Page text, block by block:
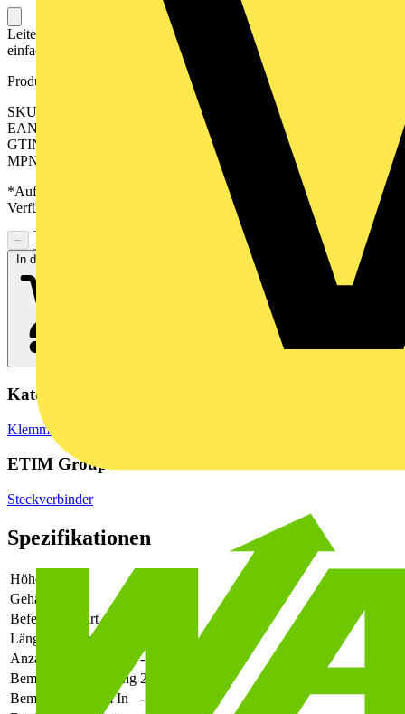
Leiterplattenklemme (Printklemme, Platinenklemme) für die
einfache und sichere Datenübertragung direkt auf die Leiterplatte.
Produktkennzeichen
SKU: 2652010000
EAN: 04050118634969
GTIN: 04050118634969
MPN: TPS 5.08/13/90 5.0SN GN BX
*Auf Anfrage verfügbar - bitte in den Warenkorb legen, um
Verfügbarkeit zu prüfen
−
In den Warenkorb
Kategorien
Klemmen, Steckverbinder & Verbindungselemente
ETIM Group
Steckverbinder
Spezifikationen
Höhe
Gehäusefarbe
Befestigungsart
Länge des Pins
Anzahl der Etagen
-
Bemessungsspannung 250
Bemessungsstrom In
-